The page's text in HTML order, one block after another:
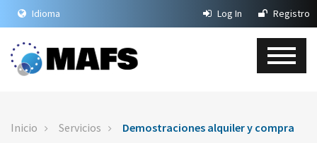
Idioma Log In Registro
Inicio Servicios Demostraciones alquiler y compra